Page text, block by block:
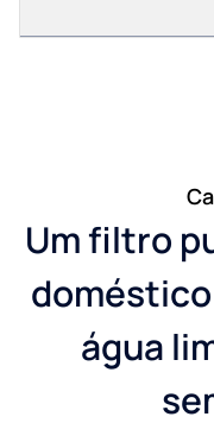
Um filtro
água